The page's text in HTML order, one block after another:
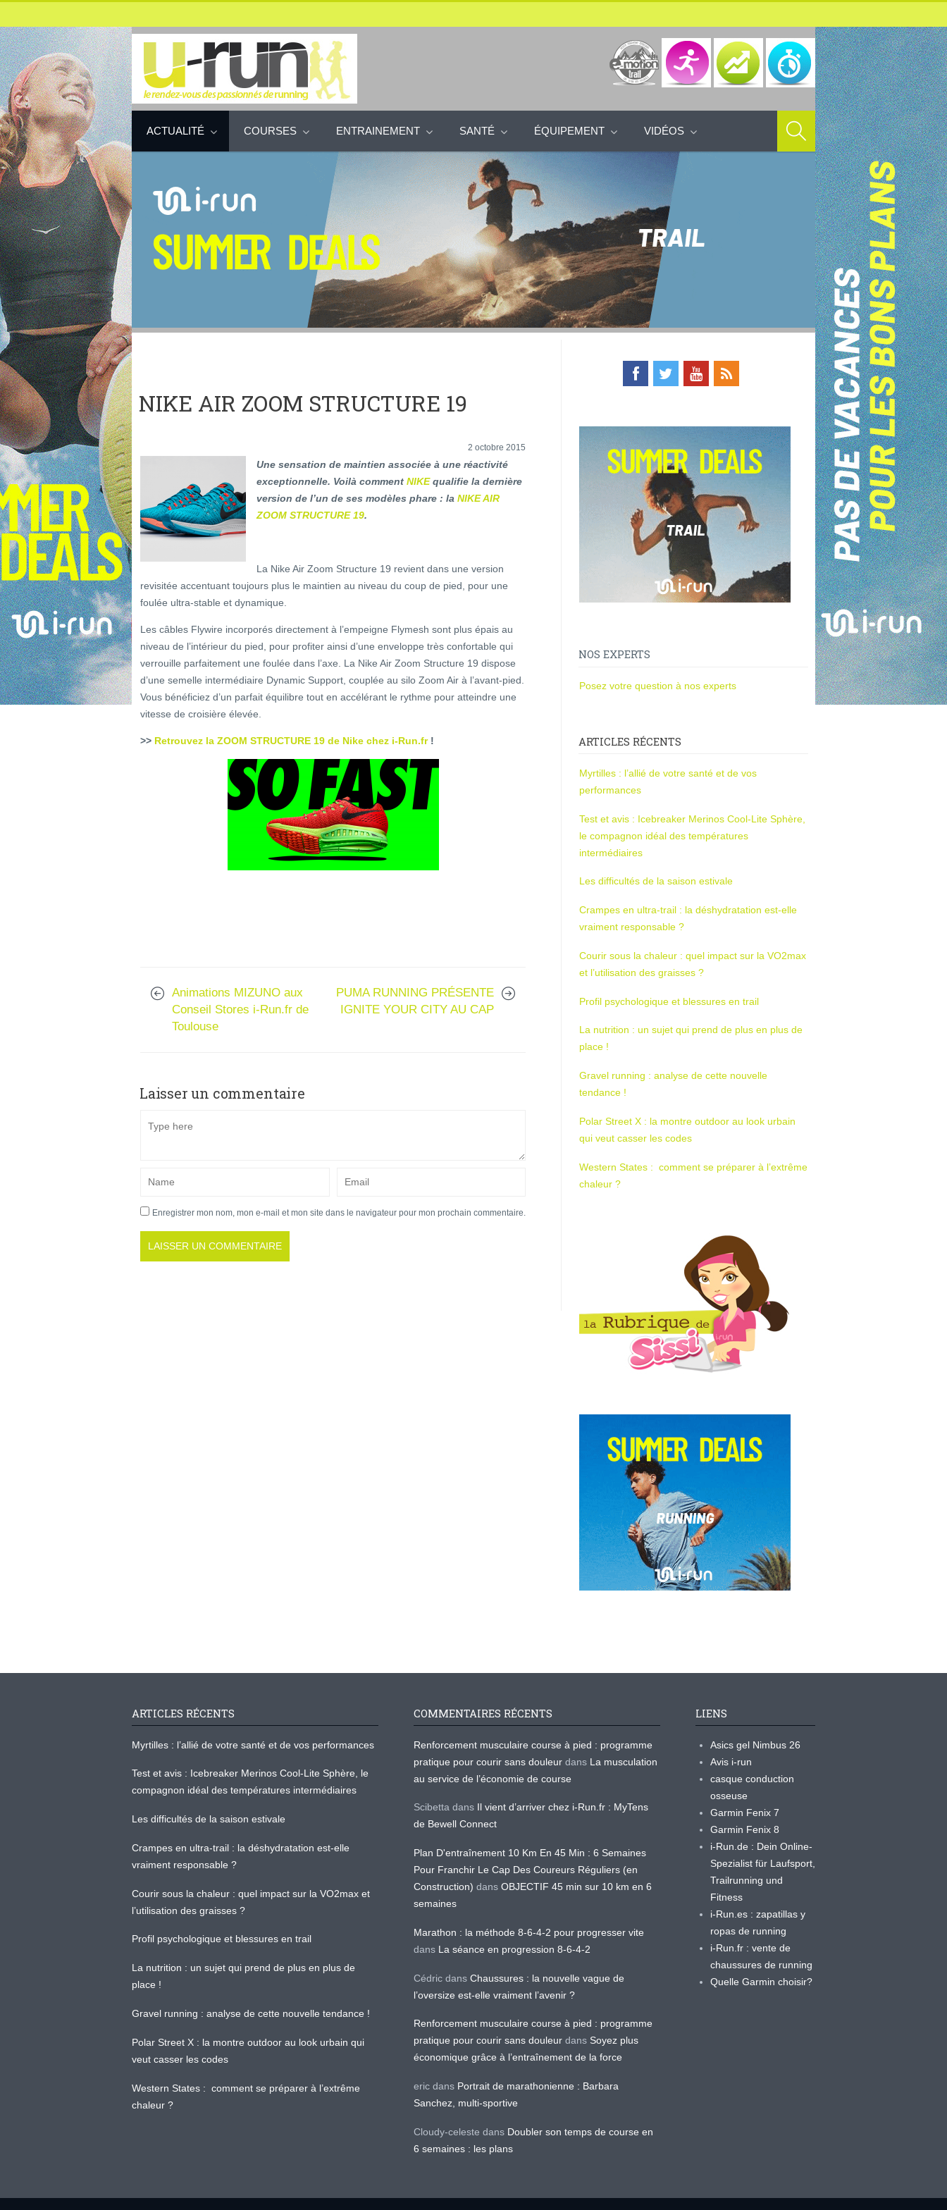
ACTUALITÉ COURSES ENTRAINEMENT SANTÉ ÉQUIPEMENT VIDÉOS
NIKE AIR ZOOM STRUCTURE 19
2 octobre 2015
Une sensation de maintien associée à une réactivité
exceptionnelle. Voilà comment NIKEqualifie la dernière
version de l’un de ses modèles phare : la NIKE AIR
ZOOM STRUCTURE 19.
La Nike Air Zoom Structure 19 revient dans une version
revisitée accentuant toujours plus le maintien au niveau du coup de pied, pour une
foulée ultra-stable et dynamique.
Les câbles Flywire incorporés directement à l’empeigne Flymesh sont plus épais au
niveau de l’intérieur du pied, pour profiter ainsi d’une enveloppe très confortable qui
verrouille parfaitement une foulée dans l’axe. La Nike Air Zoom Structure 19 dispose
d’une semelle intermédiaire Dynamic Support, couplée au silo Zoom Air à l’avant-pied.
Vous bénéficiez d’un parfait équilibre tout en accélérant le rythme pour atteindre une
vitesse de croisière élevée.
>> Retrouvez la ZOOM STRUCTURE 19 de Nike chez i-Run.fr!
Animations MIZUNO aux
Conseil Stores i-Run.fr de
Toulouse
PUMA RUNNING PRÉSENTE
IGNITE YOUR CITY AU CAP
Laisser un commentaire
Enregistrer mon nom, mon e-mail et mon site dans le navigateur pour mon prochain commentaire.
NOS EXPERTS
Posez votre question à nos experts
ARTICLES RÉCENTS
Myrtilles : l’allié de votre santé et de vos
performances
Test et avis : Icebreaker Merinos Cool-Lite Sphère,
le compagnon idéal des températures
intermédiaires
Les difficultés de la saison estivale
Crampes en ultra-trail : la déshydratation est-elle
vraiment responsable ?
Courir sous la chaleur : quel impact sur la VO2max
et l’utilisation des graisses ?
Profil psychologique et blessures en trail
La nutrition : un sujet qui prend de plus en plus de
place !
Gravel running : analyse de cette nouvelle
tendance !
Polar Street X : la montre outdoor au look urbain
qui veut casser les codes
Western States : comment se préparer à l’extrême
chaleur ?
ARTICLES RÉCENTS
Myrtilles : l’allié de votre santé et de vos performances
Test et avis : Icebreaker Merinos Cool-Lite Sphère, le
compagnon idéal des températures intermédiaires
Les difficultés de la saison estivale
Crampes en ultra-trail : la déshydratation est-elle
vraiment responsable ?
Courir sous la chaleur : quel impact sur la VO2max et
l’utilisation des graisses ?
Profil psychologique et blessures en trail
La nutrition : un sujet qui prend de plus en plus de
place !
Gravel running : analyse de cette nouvelle tendance !
Polar Street X : la montre outdoor au look urbain qui
veut casser les codes
Western States : comment se préparer à l’extrême
chaleur ?
COMMENTAIRES RÉCENTS
Renforcement musculaire course à pied : programme
pratique pour courir sans douleur dans La musculation
au service de l’économie de course
Scibetta dans Il vient d’arriver chez i-Run.fr : MyTens
de Bewell Connect
Plan D'entraînement 10 Km En 45 Min : 6 Semaines
Pour Franchir Le Cap Des Coureurs Réguliers (en
Construction) dans OBJECTIF 45 min sur 10 km en 6
semaines
Marathon : la méthode 8-6-4-2 pour progresser vite
dans La séance en progression 8-6-4-2
Cédric dans Chaussures : la nouvelle vague de
l’oversize est-elle vraiment l’avenir ?
Renforcement musculaire course à pied : programme
pratique pour courir sans douleur dans Soyez plus
économique grâce à l’entraînement de la force
eric dans Portrait de marathonienne : Barbara
Sanchez, multi-sportive
Cloudy-celeste dans Doubler son temps de course en
6 semaines : les plans
LIENS
Asics gel Nimbus 26
Avis i-run
casque conduction
osseuse
Garmin Fenix 7
Garmin Fenix 8
i-Run.de : Dein Online-
Spezialist für Laufsport,
Trailrunning und
Fitness
i-Run.es : zapatillas y
ropas de running
i-Run.fr : vente de
chaussures de running
Quelle Garmin choisir?